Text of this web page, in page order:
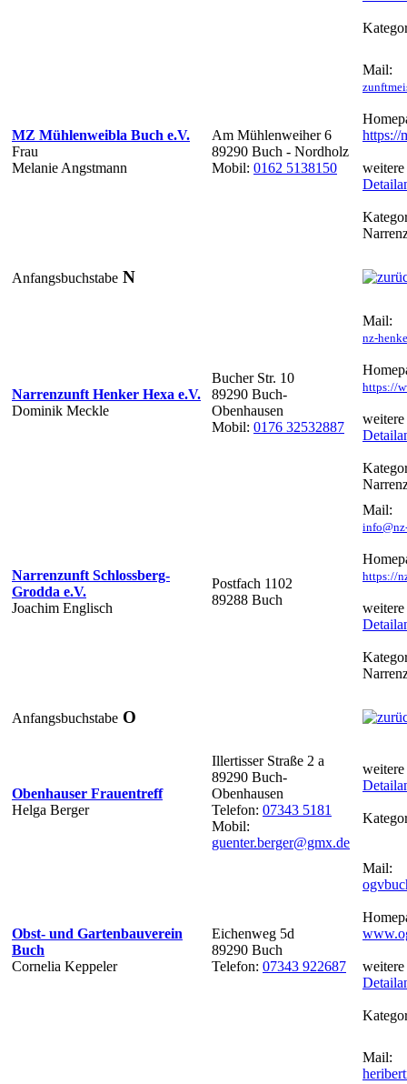
MZ Mühlenweibla Buch e.V.
Frau
Melanie Angstmann
Am Mühlenweiher 6
89290 Buch - Nordholz
Mobil: 0162 5138150
Mail:
https://
Anfangsbuchstabe N
Narrenzunft Henker Hexa e.V.
Dominik Meckle
Bucher Str. 10
89290 Buch-
Obenhausen
Mobil: 0176 32532887
Mail:
nz-
https://
Narrenzunft Schlossberg-
Grodda e.V.
Joachim Englisch
Postfach 1102
89288 Buch
Mail:
https://
Anfangsbuchstabe O
Obenhauser Frauentreff
Helga Berger
Illertisser Straße 2 a
89290 Buch-
Obenhausen
Telefon: 07343 5181
Mobil:
guenter.berger@gmx.de
Obst- und Gartenbauverein
Buch
Cornelia Keppeler
Eichenweg 5d
89290 Buch
Telefon: 07343 922687
Mail:
Mail: